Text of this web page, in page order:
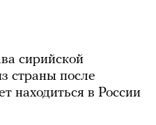
сирийской
страны после
находиться в России